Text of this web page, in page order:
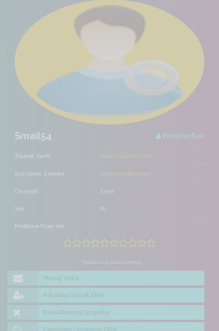
Smail54 Profiline Bak
Ziyaret Tarihi Sadece üyelere özel
Son İşlem Zamanı Sadece üyelere özel
Cinsiyeti Erkek
Yaş 69
Profilime Puan Ver
/ Toplam defa puan verilmiş
Mesaj Yolla
Arkadaş Olarak Ekle
Bu Kullanıcıyı Engelle
Çarpıldım Listesine Ekle